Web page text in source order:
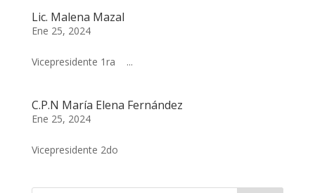
Lic. Malena Mazal
Ene 25, 2024
Vicepresidente 1ra ...
C.P.N María Elena Fernández
Ene 25, 2024
Vicepresidente 2do